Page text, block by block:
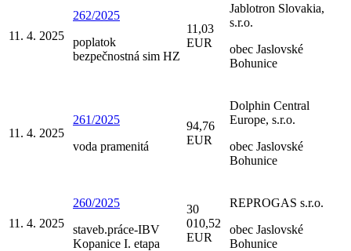
11. 4. 2025
262/2025
poplatok
bezpečnostná sim HZ
11,03
EUR
Jablotron Slovakia,
s.r.o.
obec Jaslovské
Bohunice
11. 4. 2025
261/2025
voda pramenitá
94,76
EUR
Dolphin Central
Europe, s.r.o.
obec Jaslovské
Bohunice
11. 4. 2025
260/2025
staveb.práce-IBV
Kopanice I. etapa
30
010,52
EUR
REPROGAS s.r.o.
obec Jaslovské
Bohunice